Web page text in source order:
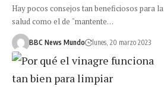
Hay pocos consejos tan beneficiosos para la
salud como el de "mantente…
BBC News Mundo lunes, 20 marzo 2023